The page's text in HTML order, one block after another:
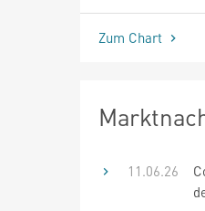
seit Beginn
Zum Chart
11.06.26